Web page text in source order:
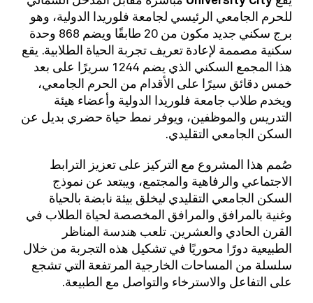
للحرم الجامعي الرئيسي لجامعة فلوريدا الدولية، وهو
برج سكني جديد مكون من 20 طابقًا ويضم 868 وحدة
سكنية مصممة لإعادة تعريف تجربة الحياة الطلابية. يقع
هذا المجمع السكني الذي يضم 1244 سريرًا على بعد
خمس دقائق سيرًا على الأقدام من الحرم الجامعي،
ويخدم طلاب جامعة فلوريدا الدولية وأعضاء هيئة
التدريس والموظفين، ويوفر نمط حياة حضري بديل عن
السكن الجامعي التقليدي.
صُمم هذا المشروع مع التركيز على تعزيز الترابط
الاجتماعي والرفاهية والمجتمع، ويبتعد عن نموذج
السكن الجامعي التقليدي ليخلق بيئة نابضة بالحياة
وغنية بالمرافق والمرافق المخصصة لحياة الطلاب في
القرن الحادي والعشرين. تلعب هندسة المناظر
الطبيعية دورًا محوريًا في تشكيل هذه التجربة من خلال
سلسلة من المساحات الخارجية المرتفعة التي تشجع
على التفاعل والاسترخاء والتواصل مع الطبيعة.